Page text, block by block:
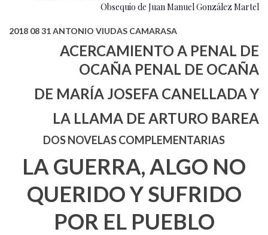
Obsequio de Juan Manuel González Martel
2018 08 31 ANTONIO VIUDAS CAMARASA
ACERCAMIENTO A PENAL DE
OCAÑA PENAL DE OCAÑA
DE MARÍA JOSEFA CANELLADA Y
LA LLAMA DE ARTURO BAREA
DOS NOVELAS COMPLEMENTARIAS
LA GUERRA, ALGO NO
QUERIDO Y SUFRIDO
POR EL PUEBLO